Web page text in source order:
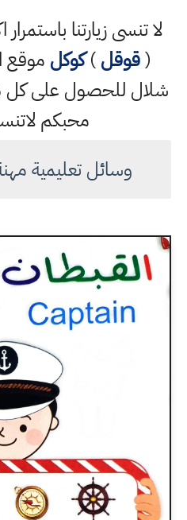
لا تنسى زيارتنا
(قوقل)كوكل موقع
شلال للحصول على كل
محبكم
وسائل تعليمية